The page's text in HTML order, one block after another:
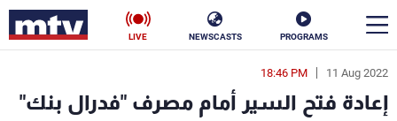
PROGRAMS
NEWSCASTS
LIVE
11 Aug 2022
18:46 PM
إعادة فتح السير أمام مصرف "فدرال بنك"
en
الأخبار